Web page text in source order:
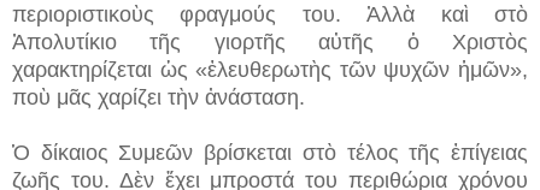
περιοριστικοὺς φραγμούς του. Ἀλλὰ καὶ στὸ
Ἀπολυτίκιο τῆς γιορτῆς αὐτῆς ὁ Χριστὸς
χαρακτηρίζεται ὡς «ἐλευθερωτὴς τῶν ψυχῶν ἡμῶν»,
ποὺ μᾶς χαρίζει τὴν ἀνάσταση.
Ὁ δίκαιος Συμεῶν βρίσκεται στὸ τέλος τῆς ἐπίγειας
ζωῆς του. Δὲν ἔχει μπροστά του περιθώρια χρόνου